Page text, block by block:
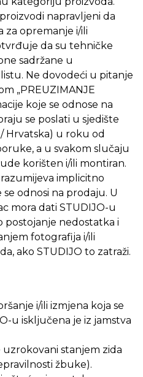
napravljeni da
opremanje i/ili
da su tehničke
sadržane u
Ne dovodeći u pitanje
„PREUZIMANJE
koje se odnose na
se poslati u sjedište
​​Hrvatska) u roku od
a u svakom slučaju
korišten i/ili montiran.
implicitno
odnosi na prodaju. U
mora dati STUDIJO-u
postojanje nedostatka i
fotografija i/ili
ako STUDIJO to zatraži.
i/ili izmjena koja se
u isključena je iz jamstva
stanjem zida
žbuke).